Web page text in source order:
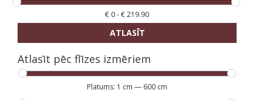
€ 0-€219.90
ATLASĪT
Atlasīt pēc flīzes izmēriem
Platums: 1 cm — 600 cm